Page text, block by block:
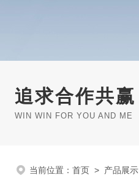
追求合作共赢
WIN WIN FOR YOU AND ME
当前位置： 首页 > 产品展示